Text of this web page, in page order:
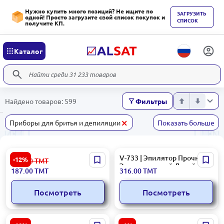
Нужно купить много позиций? Не ищите по
одной! Просто загрузите свой список покупок и
получите КП.
ЗАГРУЗИТЬ
СПИСОК
Каталог
Найдено товаров: 599 Фильтры
Приборы для бритья и депиляции× Показать больше
-12%
Набор зубных щеток CV-
DENT Mix Soft Standard
213.00ТМТ
187.00ТМТ
Посмотреть
V-733 | Эпилятор Прочный
Электрический Дизайн
316.00ТМТ
Посмотреть